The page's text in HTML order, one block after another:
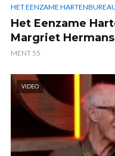
HET EENZAME
Het Eenzame
Margriet Hermans
MENT 55
VIDEO